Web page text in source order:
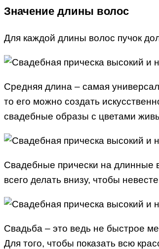
Значение длины волос
Для каждой длины волос пучок
Средняя длина – самая
то его можно создать
свадебные образы с цветами
Свадебные прически на длинные
всего делать внизу, чтобы
Свадьба – это ведь не быстрое
Для того, чтобы показать всю